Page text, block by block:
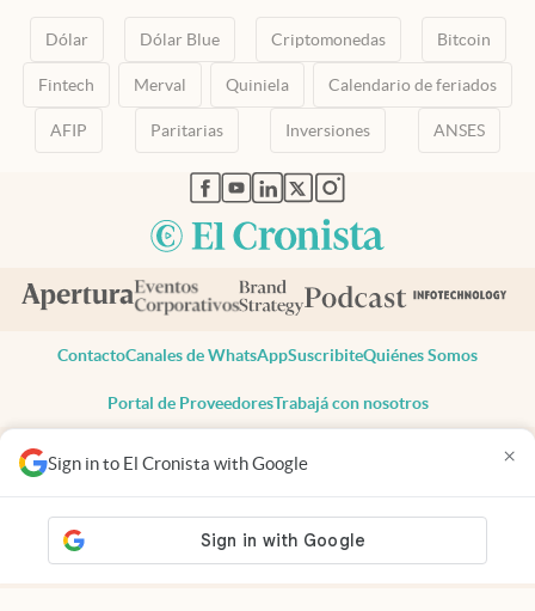
Sign in to El Cronista with Google ×
Dólar Dólar Blue Criptomonedas Bitcoin
Fintech Merval Quiniela Calendario de feriados
AFIP Paritarias Inversiones ANSES
abre en nueva pestaña
abre en nueva pestaña
abre en nueva pestaña
abre en nueva pestaña
abre en nueva pestaña
ContactoCanales de WhatsAppSuscribiteQuiénes Somos
Portal de ProveedoresTrabajá con nosotros
Todos los derechos reservados
Privacidad
Consentimiento
Tel:+54 11 7078-3270